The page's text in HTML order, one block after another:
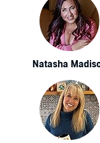
Natasha